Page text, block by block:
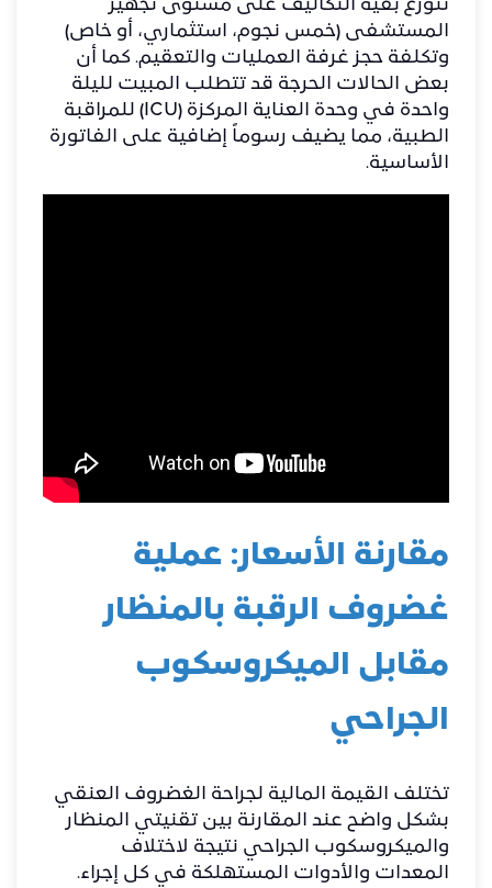
​تتوزع بقية التكاليف على مستوى تجهيز
المستشفى (خمس نجوم، استثماري، أو خاص)
وتكلفة حجز غرفة العمليات والتعقيم. كما أن
بعض الحالات الحرجة قد تتطلب المبيت لليلة
واحدة في وحدة العناية المركزة (ICU) للمراقبة
الطبية، مما يضيف رسوماً إضافية على الفاتورة
الأساسية.
مقارنة الأسعار: عملية
غضروف الرقبة بالمنظار
مقابل الميكروسكوب
الجراحي
​تختلف القيمة المالية لجراحة الغضروف العنقي
بشكل واضح عند المقارنة بين تقنيتي المنظار
والميكروسكوب الجراحي نتيجة لاختلاف
المعدات والأدوات المستهلكة في كل إجراء.